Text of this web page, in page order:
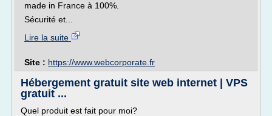
made in France à 100%.
Sécurité et...
Lire la suite
Site : https://www.webcorporate.fr
Hébergement gratuit site web internet | VPS
gratuit ...
Quel produit est fait pour moi?